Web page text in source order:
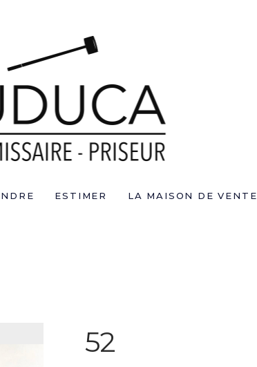
ESTIMER LA MAISON DE VENTE
52